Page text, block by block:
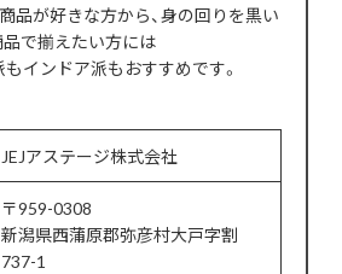
品が好きな方から、身の回りを黒い
品で揃えたい方には
インドア派もおすすめです。
JEJアステージ株式会社
〒959-0308
新潟県西蒲原郡弥彦村大戸字割
737-1